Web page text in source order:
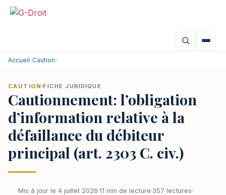
Accueil›Caution›
CAUTION FICHE JURIDIQUE
Cautionnement: l’obligation
d’information relative à la
défaillance du débiteur
principal (art. 2303 C. civ.)
Mis à jour le 4 juillet 2026 11 min de lecture 357 lectures